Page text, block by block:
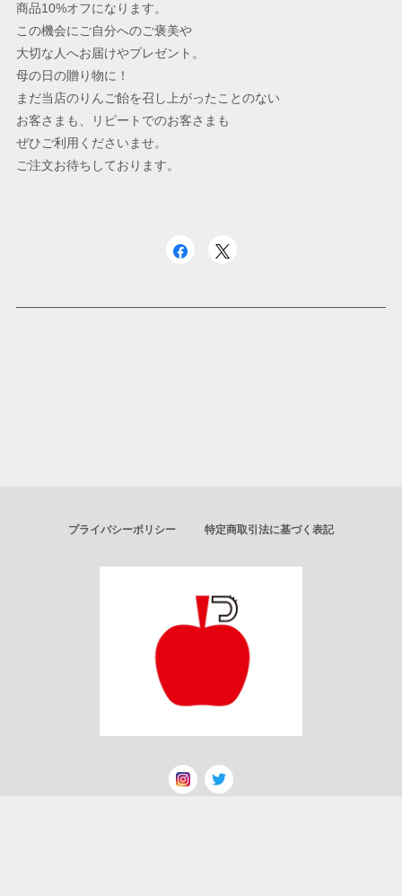
商品10%オフになります。
この機会にご自分へのご褒美や
大切な人へお届けやプレゼント。
母の日の贈り物に！
まだ当店のりんご飴を召し上がったことのない
お客さまも、
リピートでのお客さまも
ぜひご利用くださいませ。
ご注文お待ちしております。
プライバシーポリシー 特定商取引法に基づく表記